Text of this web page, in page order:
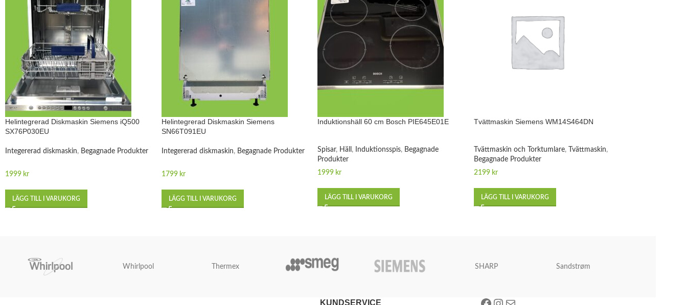
Helintegrerad Diskmaskin Siemens iQ500
SX76P030EU
Integererad diskmaskin, Begagnade Produkter
1999 kr
LÄGG TILL I VARUKORG
Helintegrerad Diskmaskin Siemens
SN66T091EU
Integererad diskmaskin, Begagnade Produkter
1799 kr
LÄGG TILL I VARUKORG
Induktionshäll 60 cm Bosch PIE645E01E
Spisar, Häll , Induktionsspis, Begagnade
Produkter
1999 kr
LÄGG TILL I VARUKORG
Tvättmaskin Siemens WM14S464DN
Tvättmaskin och Torktumlare, Tvättmaskin,
Begagnade Produkter
2199 kr
LÄGG TILL I VARUKORG
Whirlpool Thermex SHARP Sandstrøm
KUNDSERVICE